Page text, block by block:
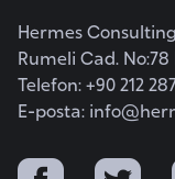
Hermes
Rumeli Cad. No:78
Telefon: +90 212 287
E-posta:
u
r
k
i
a